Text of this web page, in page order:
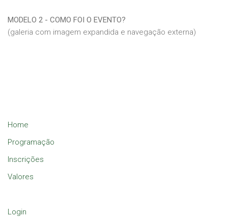
MODELO 2 - COMO FOI O EVENTO?
(galeria com imagem expandida e navegação externa)
Home
Programação
Inscrições
Valores
Login